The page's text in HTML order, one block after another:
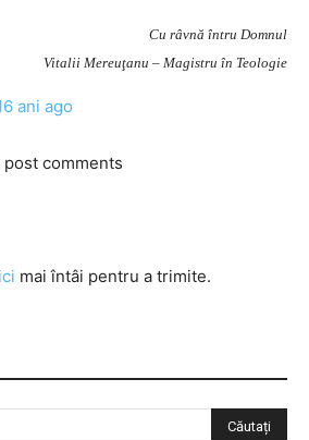
Cu râvnă întru Domnul
Vitalii Mereuţanu – Magistru în Teologie
ani ago
post comments
mai întâi pentru a trimite.